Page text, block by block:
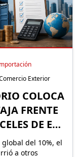
Exterior
COLOCA
FRENTE
DE EE.
del 10%, el
a otros